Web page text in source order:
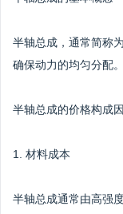
半轴总成，通常简称
确保动力的均匀分配
半轴总成的价格构成
1. 材料成本
半轴总成通常由高强